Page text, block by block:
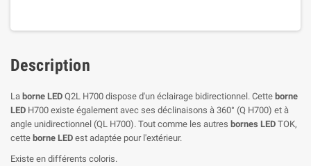
Description
La borne LED Q2L H700 dispose d'un éclairage bidirectionnel. Cette borne
LED H700 existe également avec ses déclinaisons à 360° (Q H700) et à
angle unidirectionnel (QL H700). Tout comme les autres bornes LED TOK,
cette borne LED est adaptée pour l'extérieur.
Existe en différents coloris.